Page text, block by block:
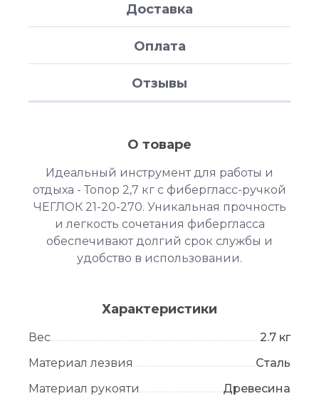
Доставка
Оплата
Отзывы
О товаре
Идеальный инструмент для работы и
отдыха - Топор 2,7 кг с фибергласс-ручкой
ЧЕГЛОК 21-20-270. Уникальная прочность
и легкость сочетания фибергласса
обеспечивают долгий срок службы и
удобство в использовании.
Характеристики
Вес
2.7 кг
Материал лезвия
Сталь
Материал рукояти
Древесина